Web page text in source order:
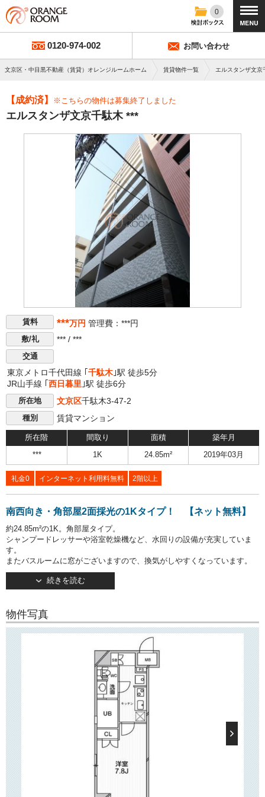
0
0120-974-002 お問い合わせ
文京区・中目黒不動産（賃貸）オレンジルームホーム 賃貸物件一覧 エルスタンザ文京
【成約済】 ※こちらの物件は募集終了しました
エルスタンザ文京千駄木 ***
賃料 ***万円 管理費：***円
敷/礼 *** / ***
交通
東京メトロ千代田線 ｢ 千駄木 ｣駅 徒歩5分
JR山手線 ｢ 西日暮里 ｣駅 徒歩6分
所在地 文京区千駄木3-47-2
種別 賃貸マンション
所在階 間取り 面積 築年月
*** 1K 24.85m² 2019年03月
礼金0 インターネット利用料無料 2階以上
南西向き・角部屋2面採光の1Kタイプ！ 【ネット無料】
約24.85m²の1K。角部屋タイプ。
シャンプードレッサーや浴室乾燥機など、水回りの設備が充実していま
す。
またバスルームに窓がございますので、換気がしやすくなっています。
キッチンは２口ガスコンロ設置済みで自炊派の方にお勧め！
約7.8帖の洋室は2面採光で通風良好です。
インターネット（光Wi-Fi）が無料
○建物情報○
文京区千駄木3丁目の賃貸マンション「エルスタンザ文京千駄木」。
東京メトロ千代田線「千駄木」駅徒歩5分！
そのほか「西日暮里」駅もご利用いただけます。
複数路線利用可で通勤・通学にとても便利な立地です。
TVモニターつきオートロックや宅配ボックスなど設備充実！
敷地内ごみ置き場や駐輪場・バイク置き場などもございます。
「エルスタンザ文京千駄木」は不忍通り沿いに位置し、近隣にはスーパ
「サミット」「肉のハナマサ」などがございますので、日々のお買い物
続きを読む
物件写真